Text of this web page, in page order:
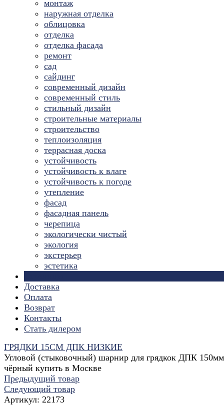
монтаж
наружная отделка
облицовка
отделка
отделка фасада
ремонт
сад
сайдинг
современный дизайн
современный стиль
стильный дизайн
строительные материалы
строительство
теплоизоляция
террасная доска
устойчивость
устойчивость к влаге
устойчивость к погоде
утепление
фасад
фасадная панель
черепица
экологически чистый
экология
экстерьер
эстетика
Доставка
Оплата
Возврат
Контакты
Стать дилером
ГРЯДКИ 15СМ ДПК НИЗКИЕ
Угловой (стыковочный) шарнир для грядкок ДПК 150мм
чёрный купить в Москве
Предыдущий товар
Следующий товар
Артикул: 22173